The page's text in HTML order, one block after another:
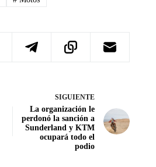
SIGUIENTE
La organización le
perdonó la sanción a
Sunderland y KTM
ocupará todo el
podio